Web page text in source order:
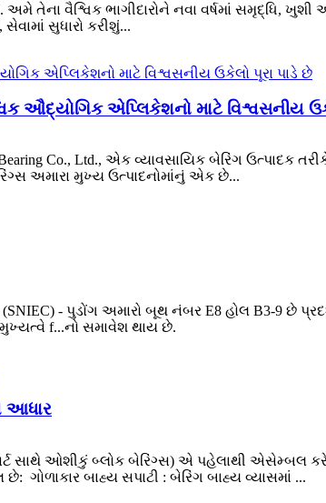
વૈશ્વિક ભાગીદારોને નવા વર્ષમાં સમૃદ્ધિ,
સુધારો કરીશું...
ઔદ્યોગિક એપ્લિકેશનો માટે વિશ્વસનીય
Co., Ltd., એક વ્યાવસાયિક બેરિંગ ઉત્પાદક
અમારા મુખ્ય ઉત્પાદનોમાંનું એક છે...
- પુડોંગ અમારો બૂથ નંબર E8 હોલ B3-9 છે
f...નો સમાવેશ થાય છે.
આધાર
સાથે ઓશીકું બ્લોક બેરિંગ્સ) એ પહેલાથી એસેમ્બલ
ગોળાકાર બાહ્ય સપાટી ‍: બેરિંગ બાહ્ય વ્યાસમાં ...